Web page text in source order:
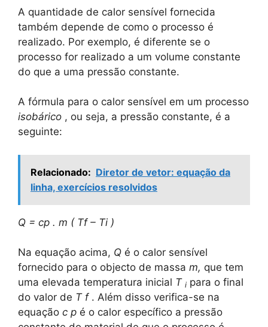
A quantidade de calor sensível fornecida
também depende de como o processo é
realizado. Por exemplo, é diferente se o
processo for realizado a um volume constante
do que a uma pressão constante.
A fórmula para o calor sensível em um processo
isobárico , ou seja, a pressão constante, é a
seguinte:
Relacionado: Diretor de vetor: equação da
linha, exercícios resolvidos
Q = cp . m ( Tf – Ti )
Na equação acima, Q é o calor sensível
fornecido para o objecto de massa m, que tem
uma elevada temperatura inicial T i para o final
do valor de T f. Além disso verifica-se na
equação c p é o calor específico a pressão